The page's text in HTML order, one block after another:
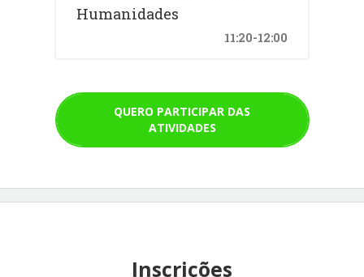
Humanidades
11:20-12:00
QUERO PARTICIPAR DAS
ATIVIDADES
Inscrições